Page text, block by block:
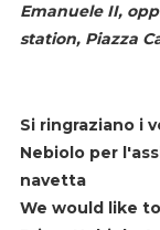
Emanuele II,
station, Piazza
Si ringraziano i
Nebiolo per
navetta
We would like